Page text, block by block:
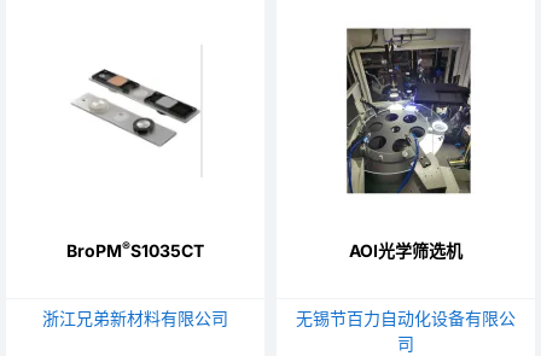
BroPM®S1035CT
浙江兄弟新材料有限公司
AOI光学筛选机
无锡节百力自动化设备有限公
司